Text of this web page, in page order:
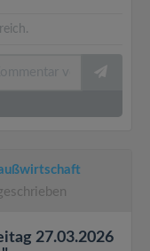
27.03.2026